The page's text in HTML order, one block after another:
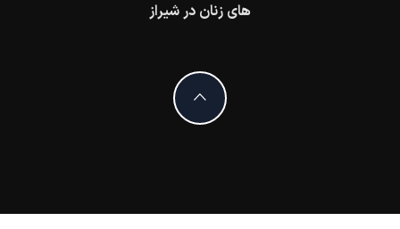
های زنان در شیراز